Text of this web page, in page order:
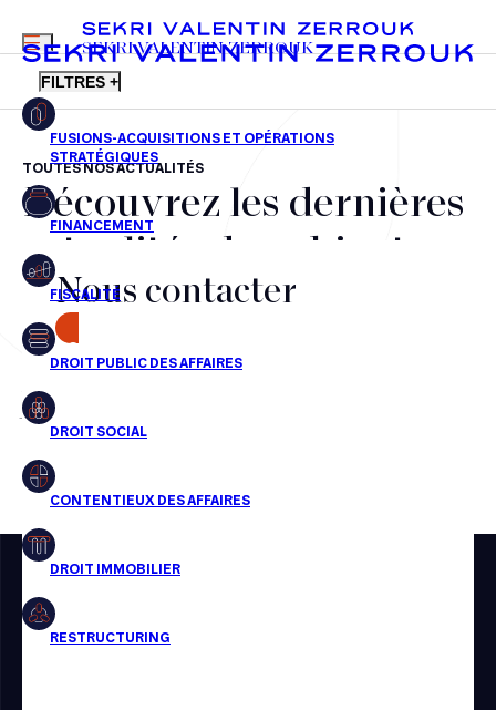
FR EN
MENU
SEKRI VALENTIN ZERROUK
FILTRES +
Fusions-acquisitions et opérations stratégiques
Financement
Fiscalité
Droit public des affaires
Droit social
Droit immobilier
Restructuring
TOUTES NOS ACTUALITÉS
Découvrez les dernières
actualités du cabinet,
nos récompenses et nos
transactions, jour après
jour
Aucun résultats pour cette recherche
Nous contacter